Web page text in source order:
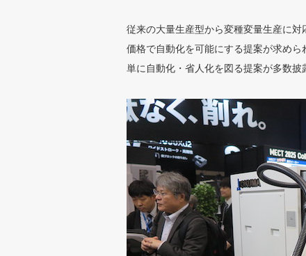
従来の大量生産型から変種変量生産に
価格で自動化を可能にする提案が求め
単に自動化・省人化を図る提案が多数披